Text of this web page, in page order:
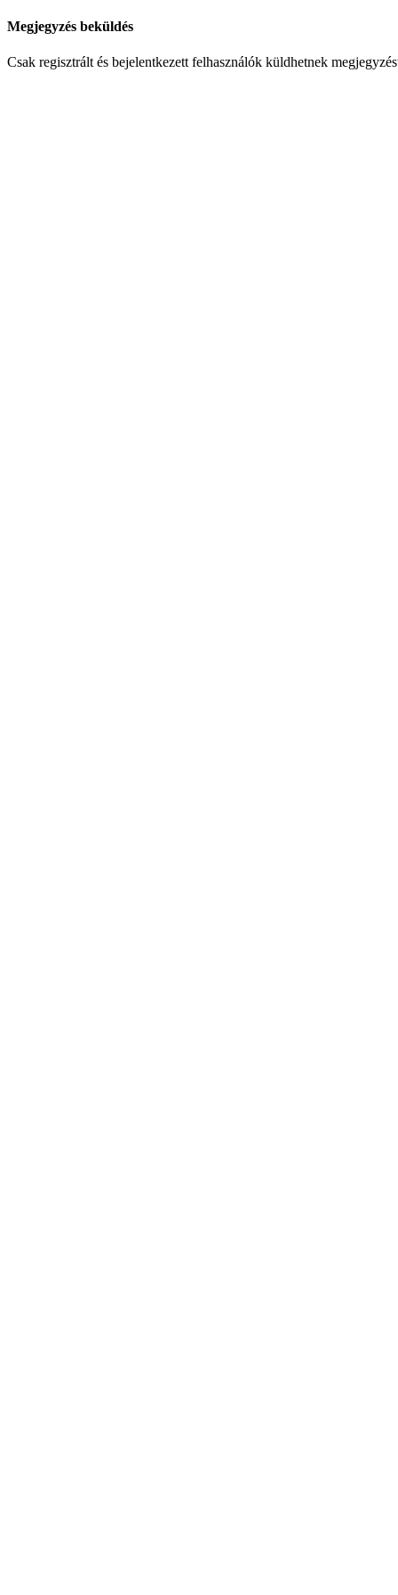
Megjegyzés beküldés
Csak regisztrált és bejelentkezett felhasználók küldhetnek